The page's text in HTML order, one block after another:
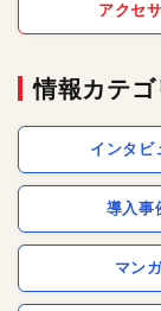
アクセ
情報カテゴ
インタビ
導入事
マン